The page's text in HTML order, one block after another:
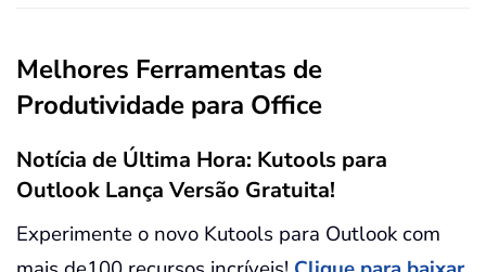
Melhores Ferramentas de
Produtividade para Office
Notícia de Última Hora: Kutools para
Outlook Lança Versão Gratuita!
Experimente o novo Kutools para Outlook com